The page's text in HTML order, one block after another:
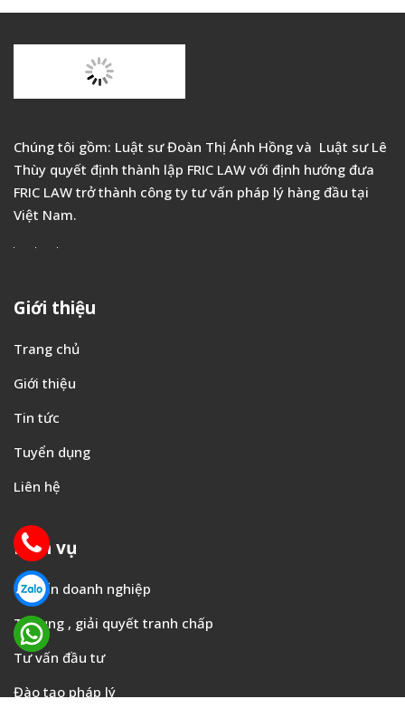
Chúng tôi gồm: Luật sư Đoàn Thị Ánh Hồng và Luật sư Lê
Thùy quyết định thành lập FRIC LAW với định hướng đưa
FRIC LAW trở thành công ty tư vấn pháp lý hàng đầu tại
Việt Nam.
Giới thiệu
Trang chủ
Giới thiệu
Tin tức
Tuyển dụng
Liên hệ
Dịch vụ
Tư vấn doanh nghiệp
Tố tụng , giải quyết tranh chấp
Tư vấn đầu tư
Đào tạo pháp lý